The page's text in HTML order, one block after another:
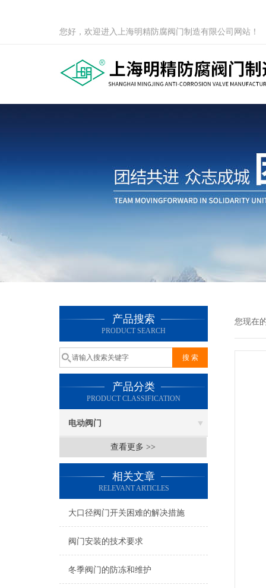
您好，欢迎进入上海明精防腐阀门制造有限公司网站！
产品搜索
PRODUCT SEARCH
产品分类
PRODUCT CLASSIFICATION
电动阀门
查看更多 >>
相关文章
RELEVANT ARTICLES
大口径阀门开关困难的解决措施
阀门安装的技术要求
冬季阀门的防冻和维护
您现在